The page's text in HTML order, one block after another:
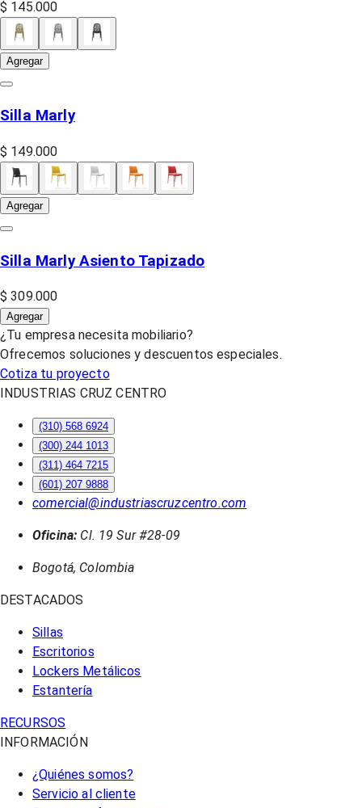
$ 145.000
Agregar
Silla Marly
$ 149.000
Agregar
Silla Marly Asiento Tapizado
$ 309.000
Agregar
¿Tu empresa necesita mobiliario?
Ofrecemos soluciones y descuentos especiales.
Cotiza tu proyecto
INDUSTRIAS CRUZ CENTRO
(310) 568 6924
(300) 244 1013
(311) 464 7215
(601) 207 9888
comercial@industriascruzcentro.com
Oficina: Cl. 19 Sur #28-09
Bogotá, Colombia
DESTACADOS
Sillas
Escritorios
Lockers Metálicos
Estantería
RECURSOS
INFORMACIÓN
¿Quiénes somos?
Servicio al cliente